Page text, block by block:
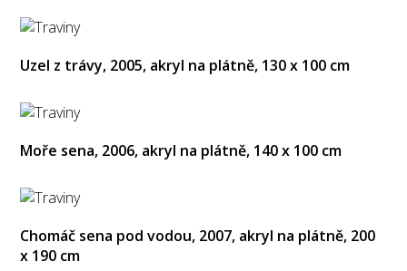
Uzel z trávy, 2005, akryl na plátně, 130 x 100 cm
Moře sena, 2006, akryl na plátně, 140 x 100 cm
Chomáč sena pod vodou, 2007, akryl na plátně, 200
x 190 cm